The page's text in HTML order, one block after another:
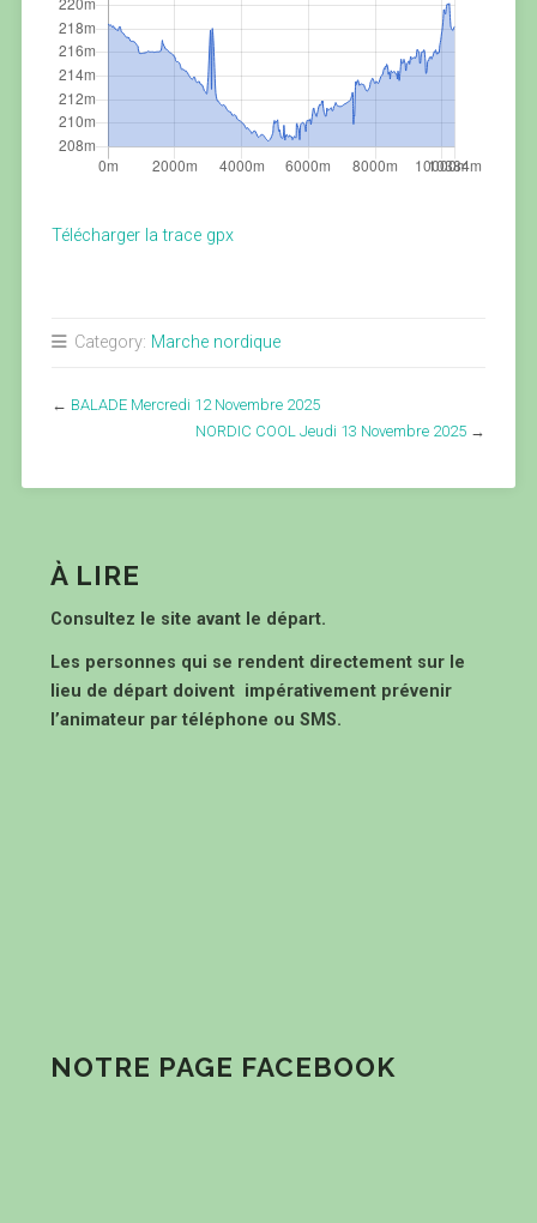
Télécharger la trace gpx
Category: Marche nordique
← BALADE Mercredi 12 Novembre 2025
NORDIC COOL Jeudi 13 Novembre 2025 →
À LIRE
Consultez le site avant le départ.
Les personnes qui se rendent directement sur le
lieu de départ doivent impérativement prévenir
l’animateur par téléphone ou SMS.
NOTRE PAGE FACEBOOK